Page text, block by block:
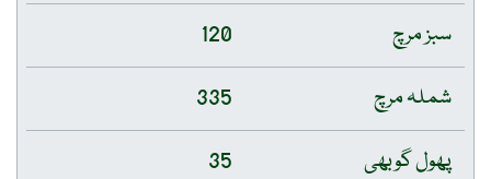
سبز مرچ
120
شملہ مرچ
335
پھول گوبھی
35